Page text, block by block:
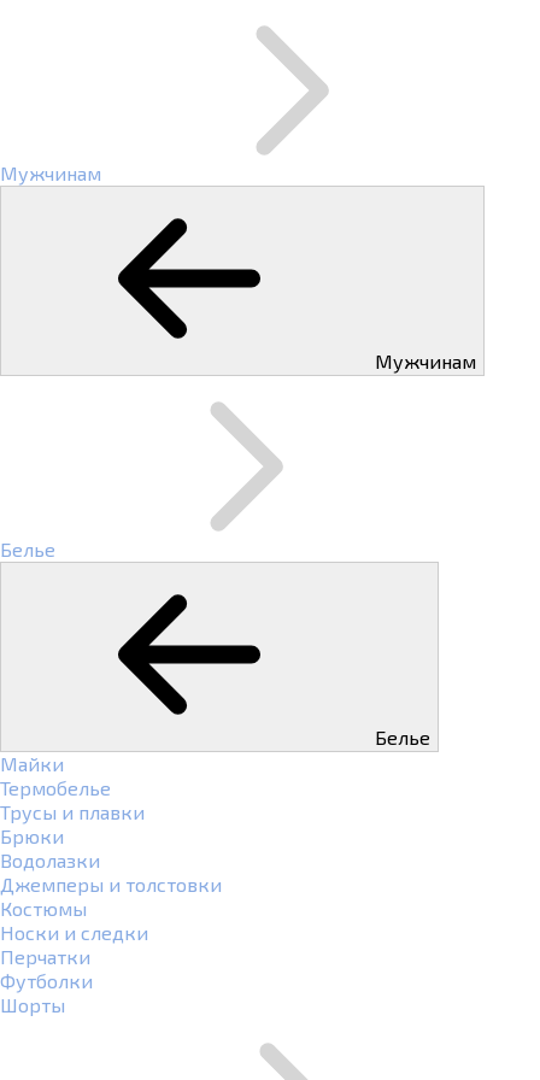
Мужчинам
Мужчинам
Белье
Белье
Майки
Термобелье
Трусы и плавки
Брюки
Водолазки
Джемперы и толстовки
Костюмы
Носки и следки
Перчатки
Футболки
Шорты